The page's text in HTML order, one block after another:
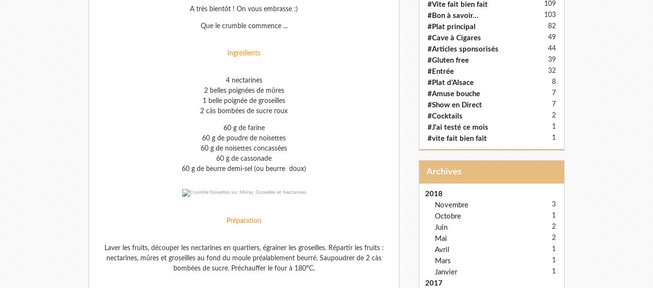
A très bientôt ! On vous embrasse :)
Que le crumble commence ...
Ingrédients
4 nectarines
2 belles poignées de mûres
1 belle poignée de groseilles
2 càs bombées de sucre roux
60 g de farine
60 g de poudre de noisettes
60 g de noisettes concassées
60 g de cassonade
60 g de beurre demi-sel (ou beurre doux)
Préparation
Laver les fruits, découper les nectarines en quartiers, égrainer les groseilles. Répartir les fruits :
nectarines, mûres et groseilles au fond du moule préalablement beurré. Saupoudrer de 2 càs
bombées de sucre. Préchauffer le four à 180°C.
#Vite fait bien fait 109
#Bon à savoir... 103
#Plat principal 82
#Cave à Cigares 49
#Articles sponsorisés 44
#Gluten free 39
#Entrée 32
#Plat d'Alsace 8
#Amuse bouche 7
#Show en Direct 7
#Cocktails 2
#J'ai testé ce mois 1
#vite fait bien fait 1
Archives
2018
Novembre
3
Octobre 1
Juin 2
Mai 2
Avril 1
Mars 1
Janvier 1
2017